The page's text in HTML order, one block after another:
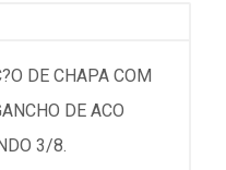
DE CHAPA COM
DE ACO
3/8.